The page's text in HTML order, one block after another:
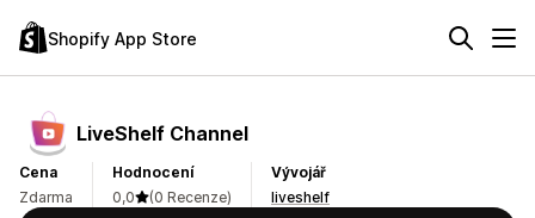
Shopify App Store
LiveShelf Channel
Cena
Zdarma
Hodnocení
0,0
(0 Recenze)
Vývojář
liveshelf